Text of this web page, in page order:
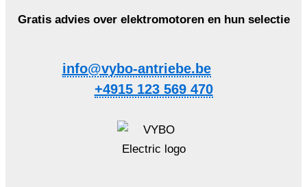
Gratis advies over elektromotoren en hun selectie
info@vybo-antriebe.be
+4915 123 569 470